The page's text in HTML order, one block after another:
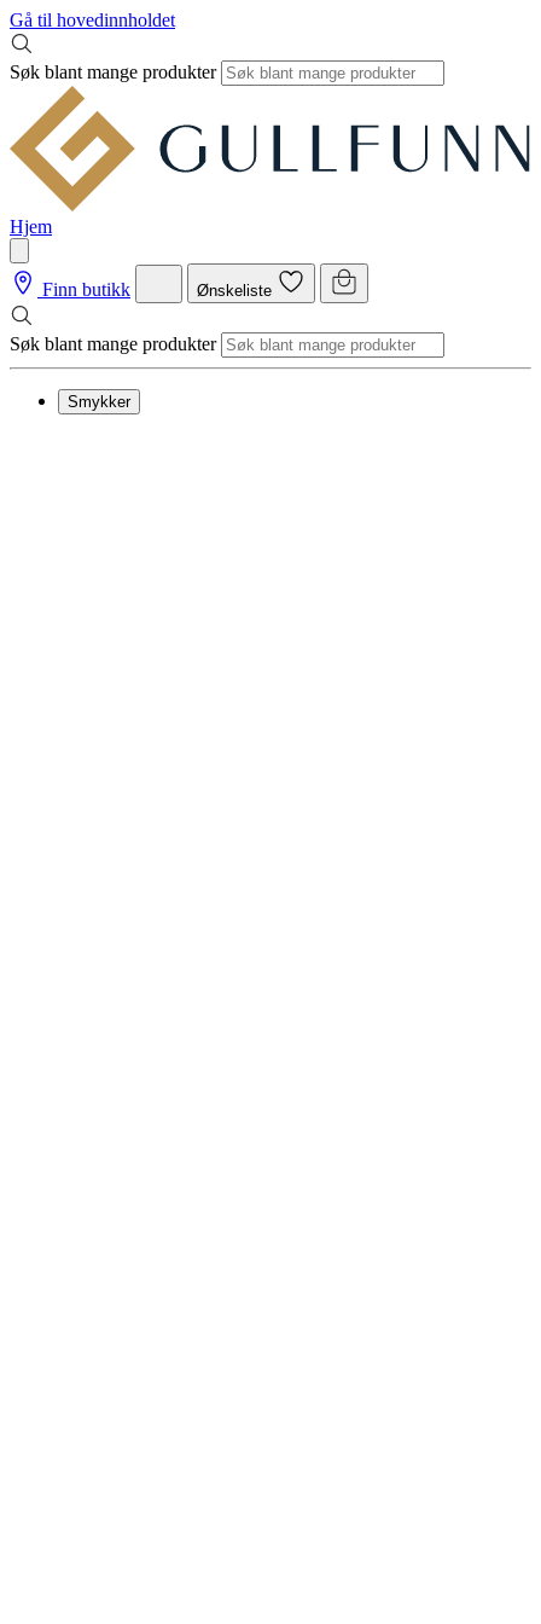
Gå til hovedinnholdet
Søk blant mange produkter
Hjem
Finn butikk Ønskeliste
Søk blant mange produkter
Smykker